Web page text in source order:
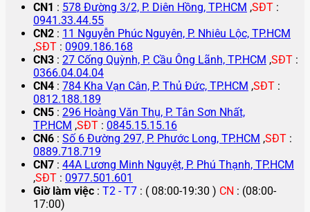
CN1 : 578 Đường 3/2, P. Diên Hồng, TP.HCM ,SĐT :
0941.33.44.55
CN2 : 11 Nguyễn Phúc Nguyên, P. Nhiêu Lộc, TP.HCM
,SĐT : 0909.186.168
CN3 : 27 Cống Quỳnh, P. Cầu Ông Lãnh, TP.HCM ,SĐT :
0366.04.04.04
CN4 : 784 Kha Vạn Cân, P. Thủ Đức, TP.HCM ,SĐT :
0812.188.189
CN5 : 296 Hoàng Văn Thụ, P. Tân Sơn Nhất,
TP.HCM ,SĐT : 0845.15.15.16
CN6 : Số 6 Đường 297, P. Phước Long, TP.HCM ,SĐT :
0889.718.719
CN7 : 44A Lương Minh Nguyệt, P. Phú Thạnh, TP.HCM
,SĐT : 0977.501.601
Giờ làm việc : T2 - T7 : ( 08:00-19:30 ) CN : (08:00-
17:00)